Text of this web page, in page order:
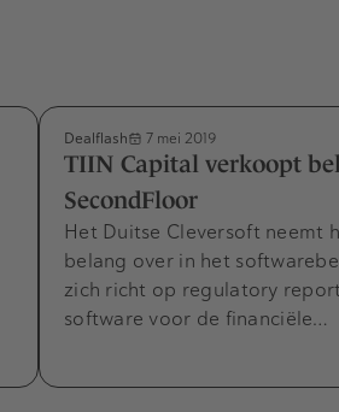
Dealflash 7 mei 2019
TIIN Capital verkoopt
SecondFloor
Het Duitse Cleversoft neemt
belang over in het
zich richt op regulatory
software voor de financiële…